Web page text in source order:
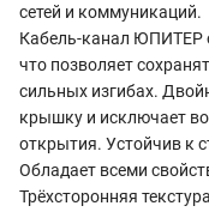
сетей и коммуникаций.
Кабель-канал ЮПИТЕР
что позволяет
сильных изгибах.
крышку и исключает
открытия. Устойчив к
Обладает всеми
Трёхсторонняя